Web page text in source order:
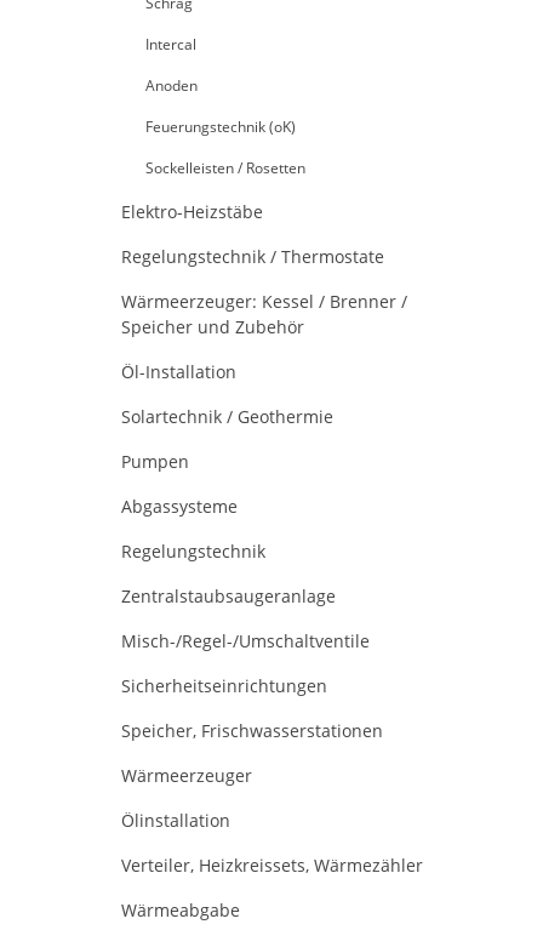
Intercal
Anoden
Feuerungstechnik (oK)
Sockelleisten / Rosetten
Elektro-Heizstäbe
Regelungstechnik / Thermostate
Wärmeerzeuger: Kessel / Brenner /
Speicher und Zubehör
Öl-Installation
Solartechnik / Geothermie
Pumpen
Abgassysteme
Regelungstechnik
Zentralstaubsaugeranlage
Misch-/Regel-/Umschaltventile
Sicherheitseinrichtungen
Speicher, Frischwasserstationen
Wärmeerzeuger
Ölinstallation
Verteiler, Heizkreissets, Wärmezähler
Wärmeabgabe